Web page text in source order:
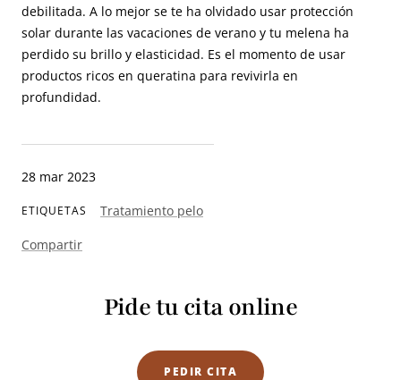
debilitada. A lo mejor se te ha olvidado usar protección
solar durante las vacaciones de verano y tu melena ha
perdido su brillo y elasticidad. Es el momento de usar
productos ricos en queratina para revivirla en
profundidad.
28 mar 2023
ETIQUETAS
Tratamiento pelo
Compartir
Pide tu cita online
PEDIR CITA